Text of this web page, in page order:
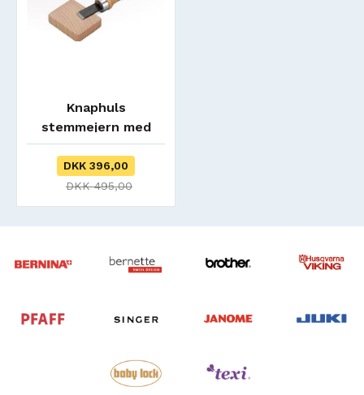
Knaphuls
stemmejern med
træblok
DKK 396,00
DKK 495,00